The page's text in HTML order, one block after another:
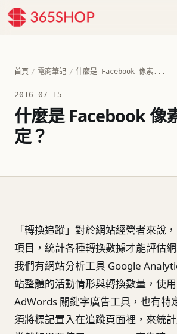
首頁 / 電商筆記 / 什麼是 Facebook 像素...
2016-07-15
什麼是 Facebook 像
定？
「轉換追蹤」對於網站經營者來說
項目，統計各種轉換數據才能評估
我們有網站分析工具 Google
站整體的活動情形與轉換數量，使
AdWords 關鍵字廣告工具，也有特
須將標記置入在追蹤頁面裡，來統